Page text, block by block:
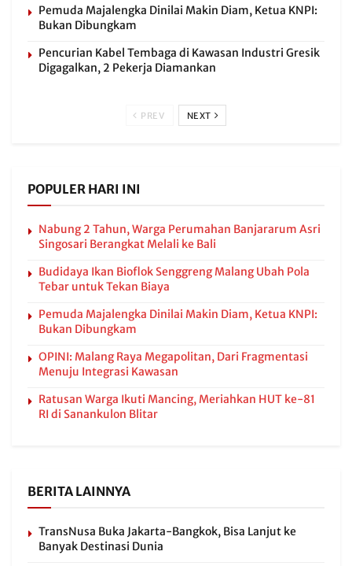
Pemuda Majalengka Dinilai Makin Diam, Ketua KNPI:
Bukan Dibungkam
Pencurian Kabel Tembaga di Kawasan Industri Gresik
Digagalkan, 2 Pekerja Diamankan
PREV NEXT
POPULER HARI INI
Nabung 2 Tahun, Warga Perumahan Banjararum Asri
Singosari Berangkat Melali ke Bali
Budidaya Ikan Bioflok Senggreng Malang Ubah Pola
Tebar untuk Tekan Biaya
Pemuda Majalengka Dinilai Makin Diam, Ketua KNPI:
Bukan Dibungkam
OPINI: Malang Raya Megapolitan, Dari Fragmentasi
Menuju Integrasi Kawasan
Ratusan Warga Ikuti Mancing, Meriahkan HUT ke-81
RI di Sanankulon Blitar
BERITA LAINNYA
TransNusa Buka Jakarta-Bangkok, Bisa Lanjut ke
Banyak Destinasi Dunia